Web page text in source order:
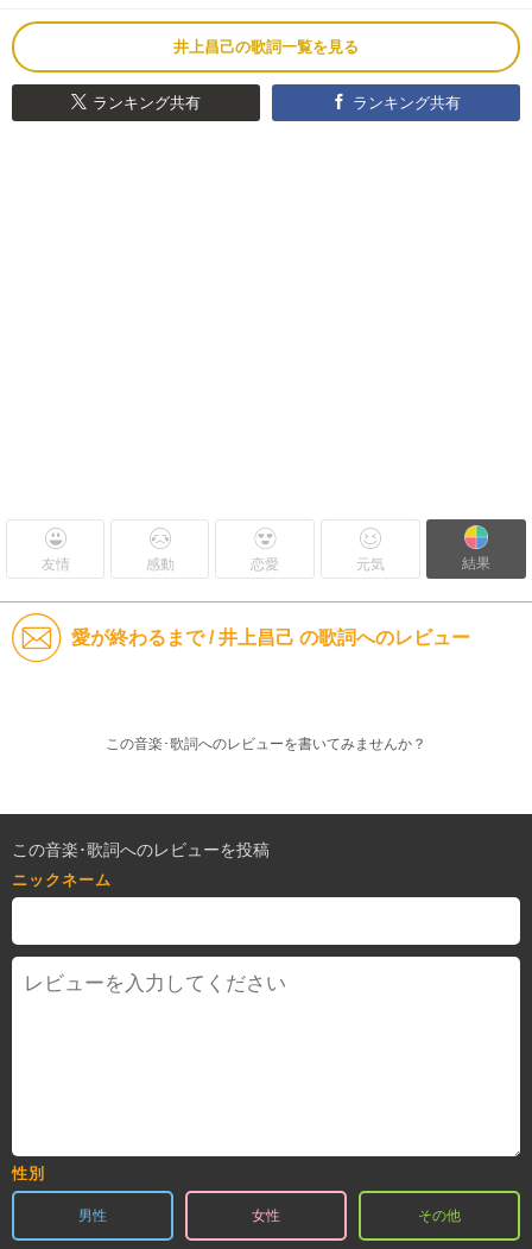
井上昌己の歌詞一覧を見る
ランキング共有 ランキング共有
友情 感動 恋愛 元気 結果
愛が終わるまで / 井上昌己 の歌詞へのレビュー
この音楽･歌詞へのレビューを書いてみませんか？
この音楽･歌詞へのレビューを投稿
ニックネーム
性別
男性 女性 その他